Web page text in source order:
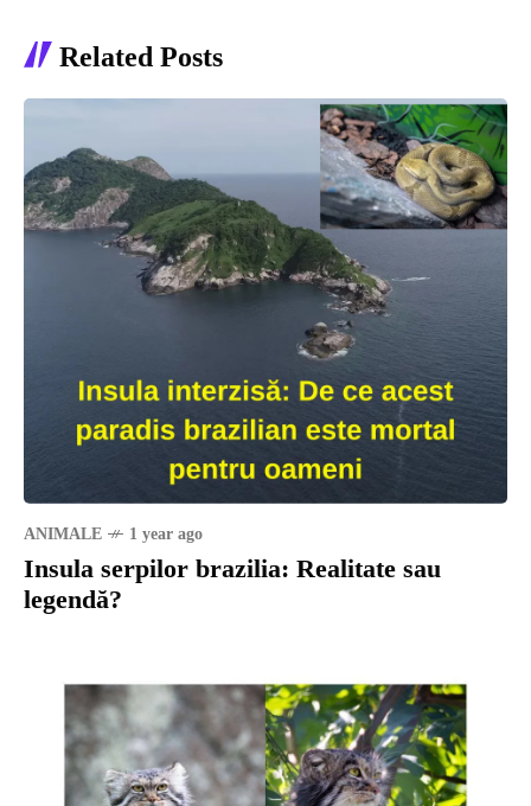
Related Posts
ANIMALE 1 year ago
Insula serpilor brazilia: Realitate sau
legendă?